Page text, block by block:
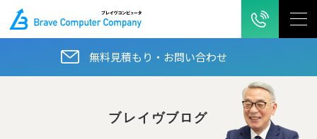
無料見積もり・お問い合わせ
ブレイヴブログ